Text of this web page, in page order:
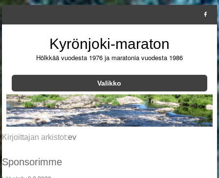
Kyrönjoki-maraton
Hölkkää vuodesta 1976 ja maratonia vuodesta 1986
Valikko
Siirry sisältöön
Kirjoittajan arkistot:ev
Sponsorimme